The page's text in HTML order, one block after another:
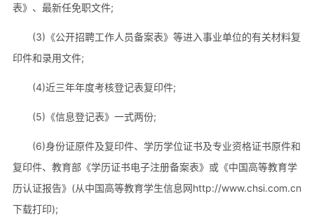
表》、最新任免职文件;
(3)《公开招聘工作人员备案表》等进入事业单位的有关材料复
印件和录用文件;
(4)近三年年度考核登记表复印件;
(5)《信息登记表》一式两份;
(6)身份证原件及复印件、学历学位证书及专业资格证书原件和
复印件、教育部《学历证书电子注册备案表》或《中国高等教育学
历认证报告》(从中国高等教育学生信息网http://www.chsi.com.cn
下载打印);